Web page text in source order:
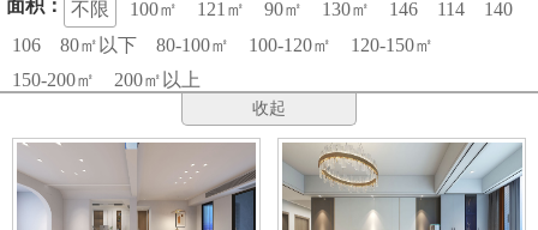
面积：
不限 100㎡ 121㎡ 90㎡ 130㎡ 146 114
140
106
80㎡以下 80-100㎡ 100-120㎡
120-150㎡
150-200㎡
200㎡以上
收起